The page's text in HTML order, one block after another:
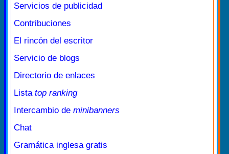
Servicios de publicidad
Contribuciones
El rincón del escritor
Servicio de blogs
Directorio de enlaces
Lista top ranking
Intercambio de minibanners
Chat
Gramática inglesa gratis